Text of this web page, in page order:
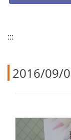
:::
2016/09/